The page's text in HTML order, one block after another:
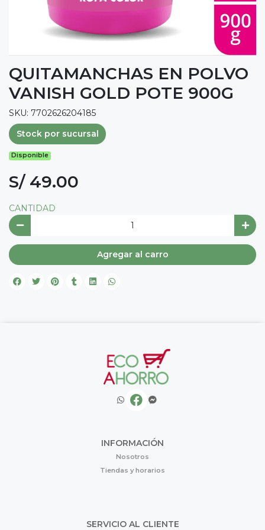
QUITAMANCHAS EN POLVO
VANISH GOLD POTE 900G
SKU: 7702626204185
Stock por sucursal
Disponible
S/ 49.00
CANTIDAD
Agregar al carro
INFORMACIÓN
Nosotros
Tiendas y horarios
SERVICIO AL CLIENTE